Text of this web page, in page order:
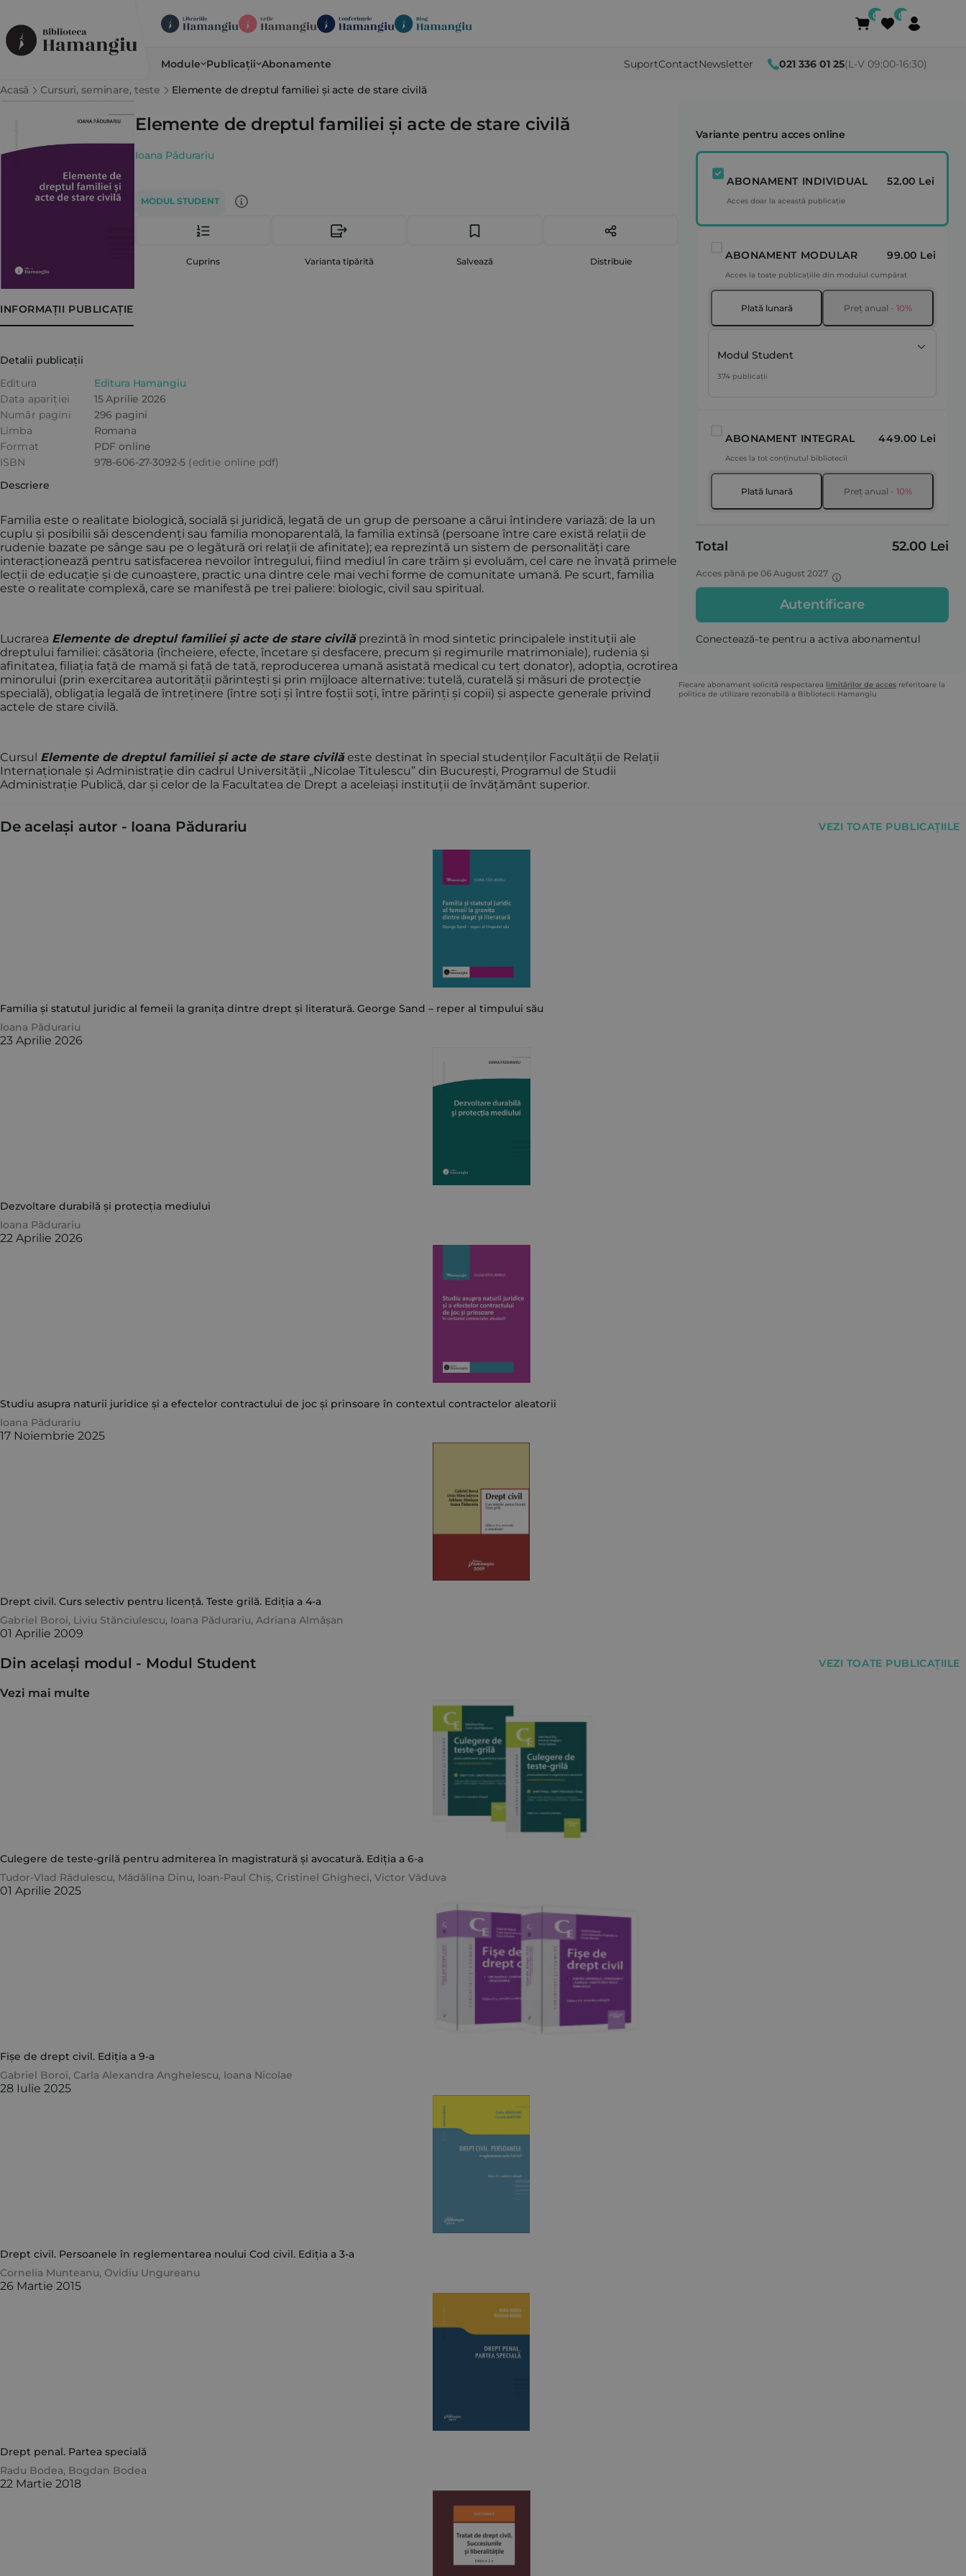
Module Publicații Abonamente SuportContactNewsletter 021 336 01 25(L-V 09:00-16:30)
Acasă Cursuri, seminare, teste Elemente de dreptul familiei și acte de stare civilă
Elemente de dreptul familiei și acte de stare civilă
Ioana Pădurariu
MODUL STUDENT
Cuprins Varianta tipărită Salvează Distribuie
INFORMAȚII PUBLICAȚIE
Detalii publicații
Editura
Editura Hamangiu
Data apariției
15 Aprilie 2026
Număr pagini
296 pagini
Limba
Romana
Format
PDF online
ISBN
978-606-27-3092-5 (editie online pdf)
Descriere
Familia este o realitate biologică, socială și juridică, legată de un grup de persoane a cărui întindere variază: de la un
cuplu și posibilii săi descendenți sau familia monoparentală, la familia extinsă (persoane între care există relații de
rudenie bazate pe sânge sau pe o legătură ori relații de afinitate); ea reprezintă un sistem de personalități care
interacționează pentru satisfacerea nevoilor întregului, fiind mediul în care trăim și evoluăm, cel care ne învață primele
lecții de educație și de cunoaștere, practic una dintre cele mai vechi forme de comunitate umană. Pe scurt, familia
este o realitate complexă, care se manifestă pe trei paliere: biologic, civil sau spiritual.
Lucrarea Elemente de dreptul familiei și acte de stare civilăprezintă în mod sintetic principalele instituții ale
dreptului familiei: căsătoria (încheiere, efecte, încetare și desfacere, precum și regimurile matrimoniale), rudenia și
afinitatea, filiația față de mamă și față de tată, reproducerea umană asistată medical cu terț donator), adopția, ocrotirea
minorului (prin exercitarea autorității părintești și prin mijloace alternative: tutelă, curatelă și măsuri de protecție
specială), obligația legală de întreținere (între soți și între foștii soți, între părinți și copii) și aspecte generale privind
actele de stare civilă.
Cursul Elemente de dreptul familiei și acte de stare civilăeste destinat în special studenților Facultății de Relații
Internaționale și Administrație din cadrul Universității „Nicolae Titulescu” din București, Programul de Studii
Administrație Publică, dar și celor de la Facultatea de Drept a aceleiași instituții de învățământ superior.
Variante pentru acces online
ABONAMENT INDIVIDUAL 52.00 Lei
Acces doar la această publicație
ABONAMENT MODULAR 99.00 Lei
Acces la toate publicațiile din modulul cumpărat
Plată lunară Preț anual - 10%
Modul Student
374 publicații
ABONAMENT INTEGRAL 449.00 Lei
Acces la tot conținutul bibliotecii
Plată lunară Preț anual - 10%
Total 52.00 Lei
Acces până pe 06 August 2027
Autentificare
Conectează-te pentru a activa abonamentul
Fiecare abonament solicită respectarea limitărilor de acces referitoare la
politica de utilizare rezonabilă a Bibliotecii Hamangiu
De același autor - Ioana Pădurariu VEZI TOATE PUBLICAȚIILE
Familia și statutul juridic al femeii la granița dintre drept și literatură. George Sand – reper al timpului său
Ioana Pădurariu
23 Aprilie 2026
Dezvoltare durabilă și protecția mediului
Ioana Pădurariu
22 Aprilie 2026
Studiu asupra naturii juridice și a efectelor contractului de joc și prinsoare în contextul contractelor aleatorii
Ioana Pădurariu
17 Noiembrie 2025
Drept civil. Curs selectiv pentru licență. Teste grilă. Ediția a 4-a
Gabriel Boroi, Liviu Stănciulescu, Ioana Pădurariu, Adriana Almășan
01 Aprilie 2009
Din același modul - Modul Student VEZI TOATE PUBLICAȚIILE
Vezi mai multe
Culegere de teste-grilă pentru admiterea în magistratură și avocatură. Ediția a 6-a
Tudor-Vlad Rădulescu, Mădălina Dinu, Ioan-Paul Chiș, Cristinel Ghigheci, Victor Văduva
01 Aprilie 2025
Fișe de drept civil. Ediția a 9-a
Gabriel Boroi, Carla Alexandra Anghelescu, Ioana Nicolae
28 Iulie 2025
Drept civil. Persoanele în reglementarea noului Cod civil. Ediția a 3-a
Cornelia Munteanu, Ovidiu Ungureanu
26 Martie 2015
Drept penal. Partea specială
Radu Bodea, Bogdan Bodea
22 Martie 2018